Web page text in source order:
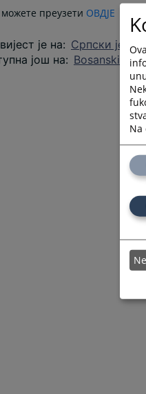
преузети ОВДЈЕ
је на: Српски језик
још на: Bosanski
Na